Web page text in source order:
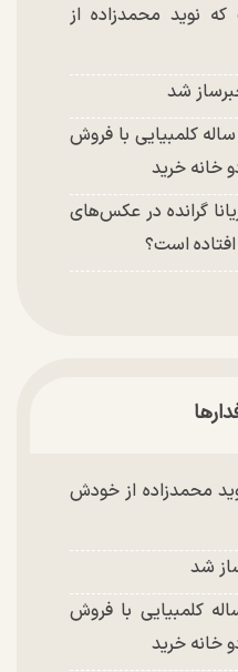
نوید محمدزاده از
شد
ملکه شایعه کلمبیا؛ زن ۶۷ ساله کلمبیایی با فروش
خانه خرید
گرانده در عکس‌های
افتاده است؟
محمدزاده از خودش
شد
شایعه کلمبیا؛ زن ۶۷ ساله کلمبیایی با فروش
خانه خرید